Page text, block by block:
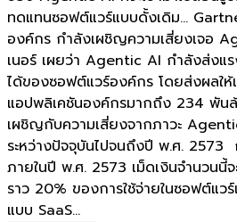
ทดแทนซอฟต์แวร์แบบดั้งเดิม...
องค์กร กำลังเผชิญความเสี่ยงเจอ
เนอร์ เผยว่า Agentic AI กำลังส่งแร
ได้ของซอฟต์แวร์องค์กร โดยส่งผลให้
แอปพลิเคชันองค์กรมากถึง 234 พัน
เผชิญกับความเสี่ยงจากภาวะ
ระหว่างปัจจุบันไปจนถึงปี พ.ศ. 2573
ภายในปี พ.ศ. 2573 เม็ดเงินจำนวนนี้
ราว 20% ของการใช้จ่ายในซอฟต์แว
แบบ SaaS...